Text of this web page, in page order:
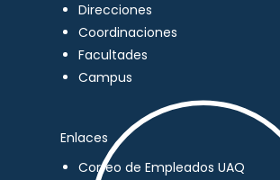
Direcciones
Coordinaciones
Facultades
Campus
Enlaces
Correo de Empleados UAQ